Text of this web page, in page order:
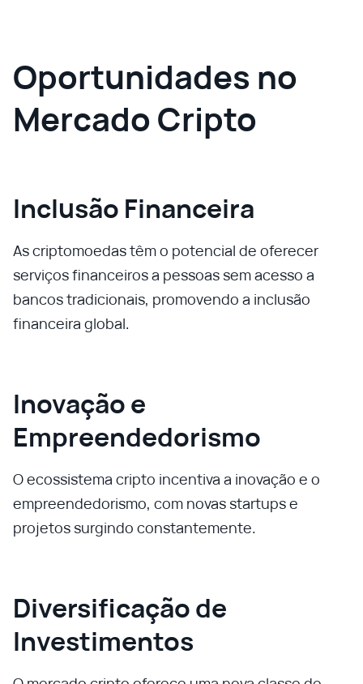
Oportunidades no
Mercado Cripto
Inclusão Financeira
As criptomoedas têm o potencial de oferecer
serviços financeiros a pessoas sem acesso a
bancos tradicionais, promovendo a inclusão
financeira global.
Inovação e
Empreendedorismo
O ecossistema cripto incentiva a inovação e o
empreendedorismo, com novas startups e
projetos surgindo constantemente.
Diversificação de
Investimentos